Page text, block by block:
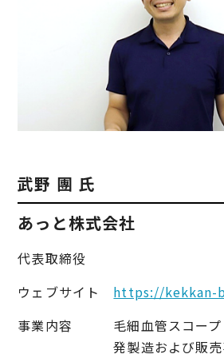
武野 團 氏
あっと株式会社
代表取締役
ウェブサイト
https://
事業内容
毛細血管スコー
発製造および販